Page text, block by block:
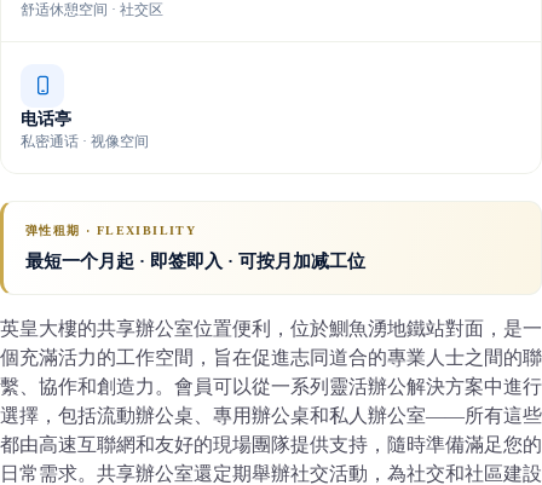
舒适休憩空间 · 社交区
电话亭
私密通话 · 视像空间
弹性租期 · FLEXIBILITY
最短一个月起 · 即签即入 · 可按月加减工位
英皇大樓的共享辦公室位置便利，位於鰂魚湧地鐵站對面，是一
個充滿活力的工作空間，旨在促進志同道合的專業人士之間的聯
繫、協作和創造力。會員可以從一系列靈活辦公解決方案中進行
選擇，包括流動辦公桌、專用辦公桌和私人辦公室——所有這些
都由高速互聯網和友好的現場團隊提供支持，隨時準備滿足您的
日常需求。共享辦公室還定期舉辦社交活動，為社交和社區建設